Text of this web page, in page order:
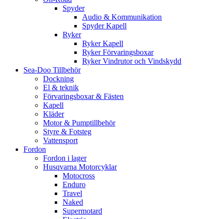
Spyder
Audio & Kommunikation
Spyder Kapell
Ryker
Ryker Kapell
Ryker Förvaringsboxar
Ryker Vindrutor och Vindskydd
Sea-Doo Tillbehör
Dockning
El & teknik
Förvaringsboxar & Fästen
Kapell
Kläder
Motor & Pumptillbehör
Styre & Fotsteg
Vattensport
Fordon
Fordon i lager
Husqvarna Motorcyklar
Motocross
Enduro
Travel
Naked
Supermotard